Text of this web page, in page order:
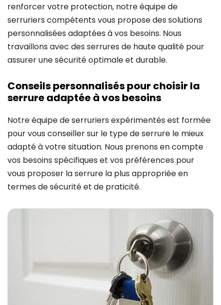
renforcer votre protection, notre équipe de
serruriers compétents vous propose des solutions
personnalisées adaptées à vos besoins. Nous
travaillons avec des serrures de haute qualité pour
assurer une sécurité optimale et durable.
Conseils personnalisés pour choisir la
serrure adaptée à vos besoins
Notre équipe de serruriers expérimentés est formée
pour vous conseiller sur le type de serrure le mieux
adapté à votre situation. Nous prenons en compte
vos besoins spécifiques et vos préférences pour
vous proposer la serrure la plus appropriée en
termes de sécurité et de praticité.